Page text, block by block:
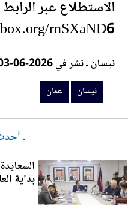
rnSXaND6
نيسان ـ نشر في 2026-06-03 الساعة 15:49
نيسان عمان
ـ
بداية